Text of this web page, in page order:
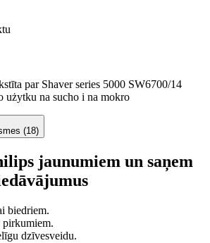
par Shaver series 5000 SW6700/14
użytku na sucho i na mokro
(18)
jaunumiem un saņem
biedriem.
dzīvesveidu.